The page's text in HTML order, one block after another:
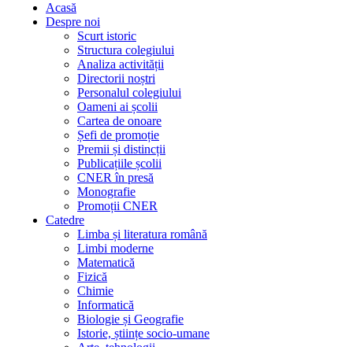
Acasă
Despre noi
Scurt istoric
Structura colegiului
Analiza activității
Directorii noștri
Personalul colegiului
Oameni ai școlii
Cartea de onoare
Șefi de promoție
Premii și distincții
Publicațiile școlii
CNER în presă
Monografie
Promoții CNER
Catedre
Limba și literatura română
Limbi moderne
Matematică
Fizică
Chimie
Informatică
Biologie și Geografie
Istorie, științe socio-umane